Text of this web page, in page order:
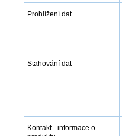
Prohlížení dat
Stahování dat
Kontakt - informace o